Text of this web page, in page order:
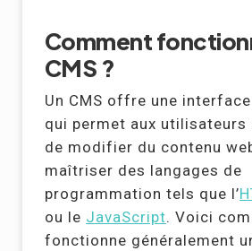
Comment
CMS ?
Un CMS offre une
qui permet aux utilisateurs
de modifier du contenu
maîtriser des langages de
programmation tels que l’
ou le JavaScript. Voici
fonctionne généralement